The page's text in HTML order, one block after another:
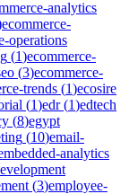
analytics
ecommerce-
operations
(1)ecommerce-
(3)ecommerce-
trends (1)ecosire
(1)edr(1)edtech
(8)egypt
(10)email-
analytics
(3)employee-